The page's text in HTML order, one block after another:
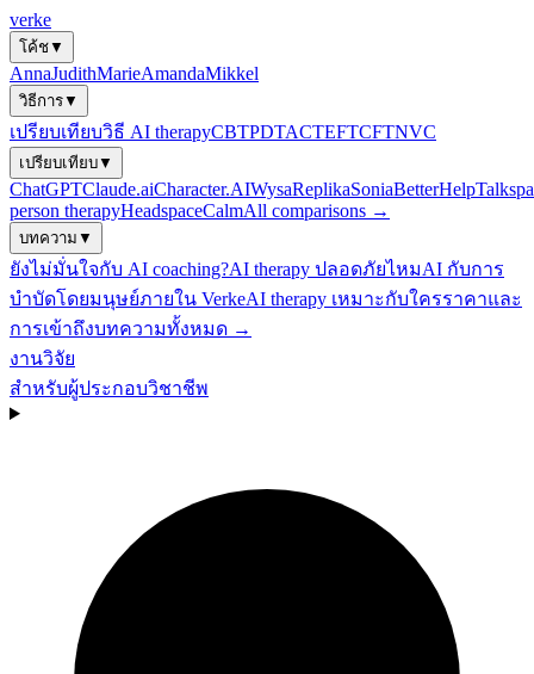
verke
โค้ช▼
AnnaJudithMarieAmandaMikkel
วิธีการ▼
เปรียบเทียบวิธี AI therapyCBTPDTACTEFTCFTNVC
เปรียบเทียบ▼
ChatGPTClaude.aiCharacter.AIWysaReplikaSoniaBetterHelp
person therapyHeadspaceCalmAll comparisons →
บทความ ▼
ยังไม่มั่นใจกับ AI coaching?AI therapy ปลอดภัยไหมAI กับการ
บำบัดโดยมนุษย์ภายใน VerkeAI therapy เหมาะกับใครราคาและ
การเข้าถึงบทความทั้งหมด →
งานวิจัย
สำหรับผู้ประกอบวิชาชีพ